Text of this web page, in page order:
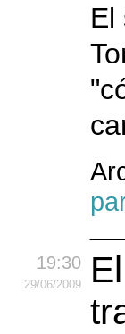
El
19:30
29/06/2009